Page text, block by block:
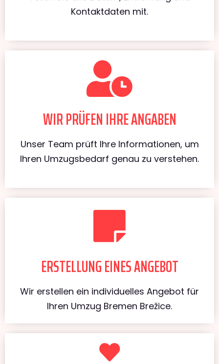
Kontaktdaten mit.
WIR PRÜFEN IHRE ANGABEN
Unser Team prüft Ihre Informationen, um
Ihren Umzugsbedarf genau zu verstehen.
ERSTELLUNG EINES ANGEBOT
Wir erstellen ein individuelles Angebot für
Ihren Umzug Bremen Brežice.